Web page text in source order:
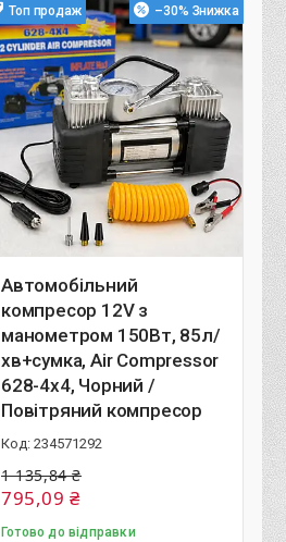
Топ продаж –30%
Автомобільний
компресор 12V з
манометром 150Вт, 85л/
хв+сумка, Air Compressor
628-4x4, Чорний /
Повітряний компресор
234571292
1 135,84 ₴
795,09 ₴
Готово до відправки